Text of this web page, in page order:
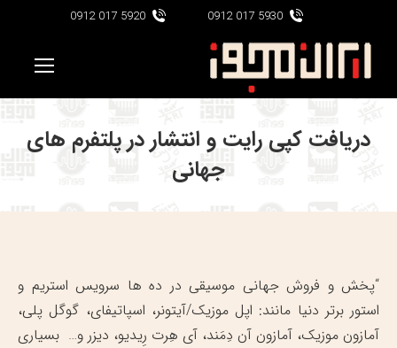
5930 017 0912
5920 017 0912
دریافت کپی رایت و انتشار در پلتفرم های
جهانی
“پخش و فروش جهانی موسیقی در ده ها سرویس استریم و
استور برتر دنیا مانند: اپل موزیک/آیتونر، اسپاتیفای، گوگل پلی،
آمازون موزیک، آمازون آن دِمَند، آی هِرت رِیدیو، دیزر و… بسیاری